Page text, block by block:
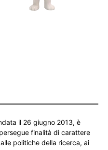
il 26 giugno 2013, è
finalità di carattere
politiche della ricerca, ai